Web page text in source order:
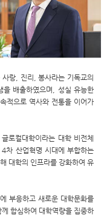
랑, 진리, 봉사라는 기독교의
배출하였으며, 성실 유능한
적으로 역사와 전통을 이어가
로컬대학이라는 대학 비전체
차 산업혁명 시대에 부합하는
대학의 인프라를 강화하여 유
부응하고 새로운 대학문화를
합심하여 대학역량을 집중하